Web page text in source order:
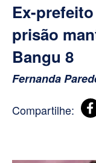
Ex-
prisão
Bangu 8
Fernanda
Compartilhe: